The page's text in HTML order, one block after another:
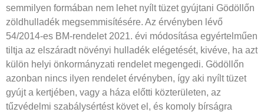
semmilyen formában nem lehet nyílt tüzet gyújtani Gödöllőn
zöldhulladék megsemmisítésére. Az érvényben lévő
54/2014-es BM-rendelet 2021. évi módosítása egyértelműen
tiltja az elszáradt növényi hulladék elégetését, kivéve, ha azt
külön helyi önkormányzati rendelet megengedi. Gödöllőn
azonban nincs ilyen rendelet érvényben, így aki nyílt tüzet
gyújt a kertjében, vagy a háza előtti közterületen, az
tűzvédelmi szabálysértést követ el, és komoly bírságra